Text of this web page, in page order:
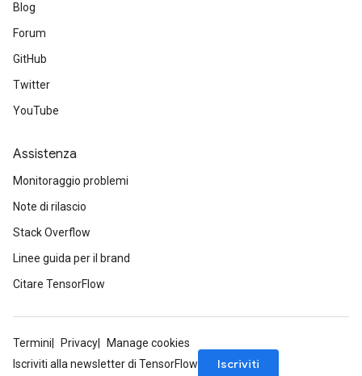
Blog
Forum
GitHub
Twitter
YouTube
Assistenza
Monitoraggio problemi
Note di rilascio
Stack Overflow
Linee guida per il brand
Citare TensorFlow
Termini Privacy
Manage cookies
Iscriviti alla newsletter di TensorFlow
Iscriviti